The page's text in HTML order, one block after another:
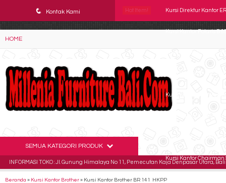
q
Kontak Kami Hot Item! Kursi Direktur Kantor
Kursi Kantor Polaris B
Kursi Kantor Staff
Kursi Kantor Chairman
HOME
SEMUA KATEGORI PRODUK
INFORMASI TOKO : Jl. Gunung Himalaya No 11, Pemecutan Kaja Denpasar Utara, Bali
Beranda » Kursi Kantor Brother » Kursi Kantor Brother BR 141 HKPP